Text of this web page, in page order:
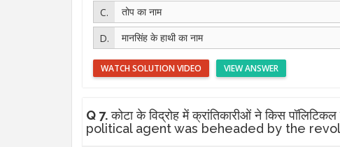
तोप का नाम
मानसिंह के हाथी का नाम
VIEW ANSWER
WATCH SOLUTION VIDEO
Q 7.कोटा के विद्रोह में क्रांतिकारीओं ने किस
political agent was beheaded by the